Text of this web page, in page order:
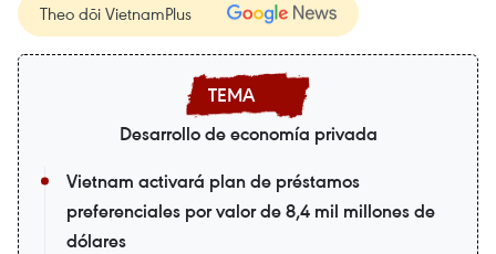
Theo dõi VietnamPlus
Desarrollo de economía privada
Vietnam activará plan de préstamos
preferenciales por valor de 8,4 mil millones de
dólares